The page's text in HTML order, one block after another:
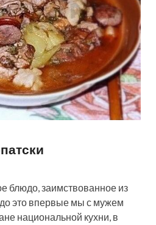
блюдо, заимствованное из
это впервые мы с мужем
национальной кухни, в